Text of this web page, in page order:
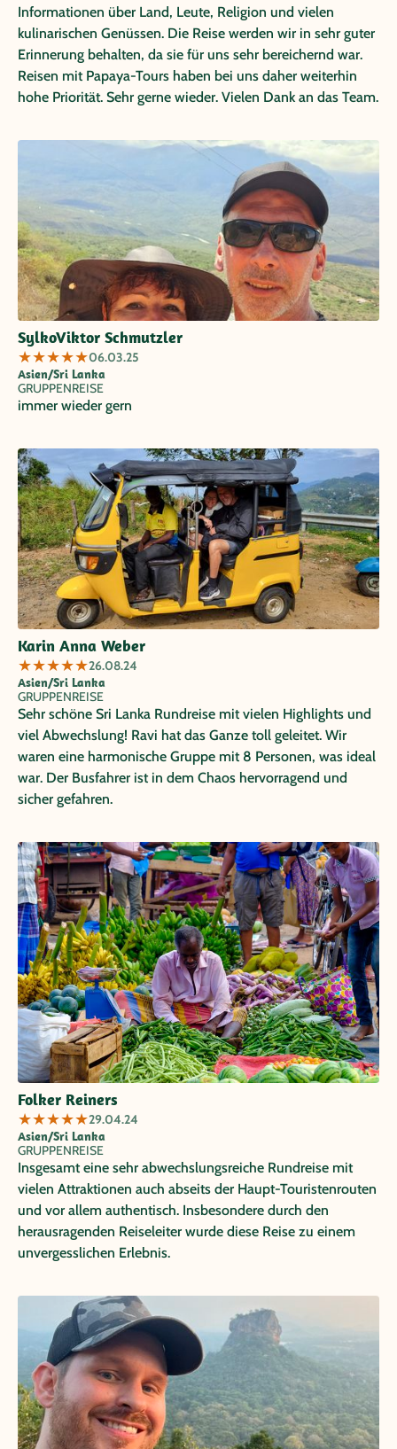
Informationen über Land, Leute, Religion und vielen
kulinarischen Genüssen. Die Reise werden wir in sehr guter
Erinnerung behalten, da sie für uns sehr bereichernd war.
Reisen mit Papaya-Tours haben bei uns daher weiterhin
hohe Priorität. Sehr gerne wieder. Vielen Dank an das Team.
SylkoViktor Schmutzler
★★★★★06.03.25
Asien/Sri Lanka
GRUPPENREISE
immer wieder gern
Karin Anna Weber
★★★★★26.08.24
Asien/Sri Lanka
GRUPPENREISE
Sehr schöne Sri Lanka Rundreise mit vielen Highlights und
viel Abwechslung! Ravi hat das Ganze toll geleitet. Wir
waren eine harmonische Gruppe mit 8 Personen, was ideal
war. Der Busfahrer ist in dem Chaos hervorragend und
sicher gefahren.
Folker Reiners
★★★★★29.04.24
Asien/Sri Lanka
GRUPPENREISE
Insgesamt eine sehr abwechslungsreiche Rundreise mit
vielen Attraktionen auch abseits der Haupt-Touristenrouten
und vor allem authentisch. Insbesondere durch den
herausragenden Reiseleiter wurde diese Reise zu einem
unvergesslichen Erlebnis.